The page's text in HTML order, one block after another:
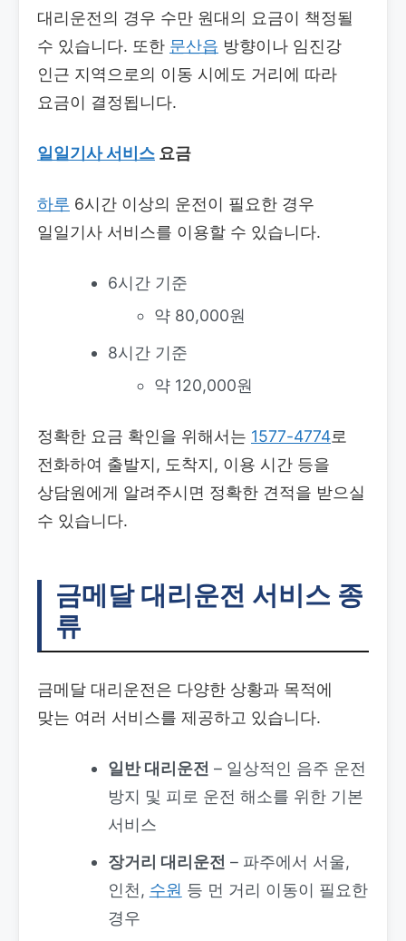
대리운전의 경우 수만 원대의 요금이 책정될
수 있습니다. 또한 문산읍 방향이나 임진강
인근 지역으로의 이동 시에도 거리에 따라
요금이 결정됩니다.
일일기사 서비스 요금
하루 6시간 이상의 운전이 필요한 경우
일일기사 서비스를 이용할 수 있습니다.
6시간 기준
약 80,000원
8시간 기준
약 120,000원
정확한 요금 확인을 위해서는 1577-4774로
전화하여 출발지, 도착지, 이용 시간 등을
상담원에게 알려주시면 정확한 견적을 받으실
수 있습니다.
금메달 대리운전 서비스 종
류
금메달 대리운전은 다양한 상황과 목적에
맞는 여러 서비스를 제공하고 있습니다.
일반 대리운전 – 일상적인 음주 운전
방지 및 피로 운전 해소를 위한 기본
서비스
장거리 대리운전 – 파주에서 서울,
인천, 수원 등 먼 거리 이동이 필요한
경우